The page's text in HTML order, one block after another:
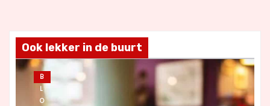
Ook lekker in de buurt
B
L
O